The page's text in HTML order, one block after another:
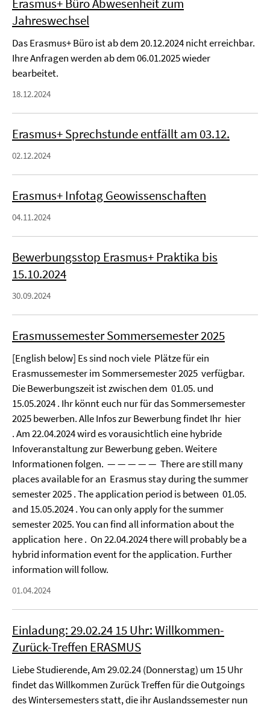
Erasmus+ Büro Abwesenheit zum
Jahreswechsel
Das Erasmus+ Büro ist ab dem 20.12.2024 nicht erreichbar.
Ihre Anfragen werden ab dem 06.01.2025 wieder
bearbeitet.
18.12.2024
Erasmus+ Sprechstunde entfällt am 03.12.
02.12.2024
Erasmus+ Infotag Geowissenschaften
04.11.2024
Bewerbungsstop Erasmus+ Praktika bis
15.10.2024
30.09.2024
Erasmussemester Sommersemester 2025
[English below] Es sind noch viele Plätze für ein
Erasmussemester im Sommersemester 2025 verfügbar.
Die Bewerbungszeit ist zwischen dem 01.05. und
15.05.2024 . Ihr könnt euch nur für das Sommersemester
2025 bewerben. Alle Infos zur Bewerbung findet Ihr hier
. Am 22.04.2024 wird es vorausichtlich eine hybride
Infoveranstaltung zur Bewerbung geben. Weitere
Informationen folgen. — — — — — There are still many
places available for an Erasmus stay during the summer
semester 2025 . The application period is between 01.05.
and 15.05.2024 . You can only apply for the summer
semester 2025. You can find all information about the
application here . On 22.04.2024 there will probably be a
hybrid information event for the application. Further
information will follow.
01.04.2024
Einladung: 29.02.24 15 Uhr: Willkommen-
Zurück-Treffen ERASMUS
Liebe Studierende, Am 29.02.24 (Donnerstag) um 15 Uhr
findet das Willkommen Zurück Treffen für die Outgoings
des Wintersemesters statt, die ihr Auslandssemester nun